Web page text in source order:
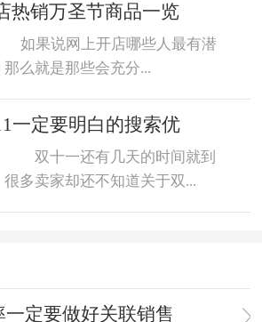
热销万圣节商品一览
说网上开店哪些人最有潜
那么就是那些会充分...
一定要明白的搜索优
一还有几天的时间就到
很多卖家却还不知道关于双...
定要做好关联销售